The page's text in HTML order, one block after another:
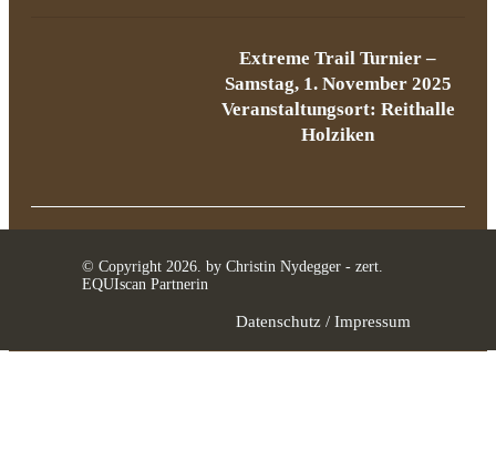
Extreme Trail Turnier –
Samstag, 1. November 2025
Veranstaltungsort: Reithalle
Holziken
© Copyright 2026. by Christin Nydegger - zert.
EQUIscan Partnerin
Datenschutz/ Impressum